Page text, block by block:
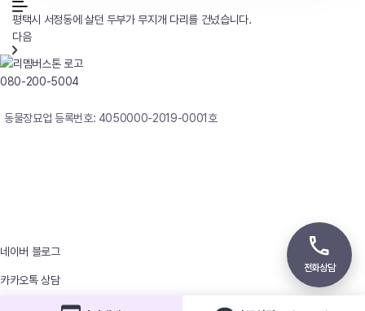
평택시 서정동에 살던 두부가 무지개 다리를 건넜습니다.
다음
080-200-5004
동물장묘업 등록번호: 4050000-2019-0001호
네이버 블로그
카카오톡 상담
개인정보처리방침 이메일정보무단수집거부 찾아오시는 길
전화상담